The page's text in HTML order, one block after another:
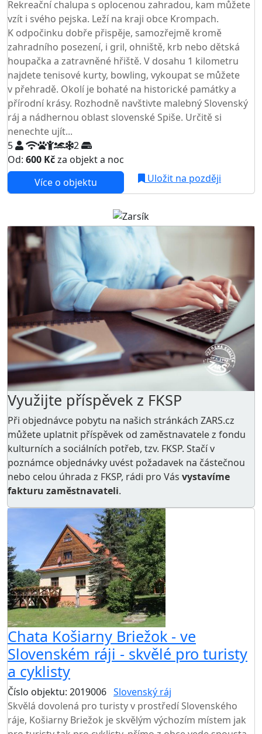
Rekreační chalupa s oplocenou zahradou, kam můžete
vzít i svého pejska. Leží na kraji obce Krompach.
K odpočinku dobře přispěje, samozřejmě kromě
zahradního posezení, i gril, ohniště, krb nebo dětská
houpačka a zatravněné hřiště. V dosahu 1 kilometru
najdete tenisové kurty, bowling, vykoupat se můžete
v přehradě. Okolí je bohaté na historické památky a
přírodní krásy. Rozhodně navštivte malebný Slovenský
ráj a nádhernou oblast slovenské Spiše. Určitě si
nenechte ujít...
5
2
Od: 600 Kčza objekt a noc
Více o objektu
Uložit na později
Využijte příspěvek z FKSP
Při objednávce pobytu na našich stránkách ZARS.cz
můžete uplatnit příspěvek od zaměstnavatele z fondu
kulturních a sociálních potřeb, tzv. FKSP. Stačí v
poznámce objednávky uvést požadavek na částečnou
nebo celou úhrada z FKSP, rádi pro Vás vystavíme
fakturu zaměstnavateli.
Chata Košiarny Briežok - ve
Slovenském ráji - skvělé pro turisty
a cyklisty
Číslo objektu: 2019006 Slovenský ráj
Skvělá dovolená pro turisty v prostředí Slovenského
ráje, Košiarny Briežok je skvělým výchozím místem jak